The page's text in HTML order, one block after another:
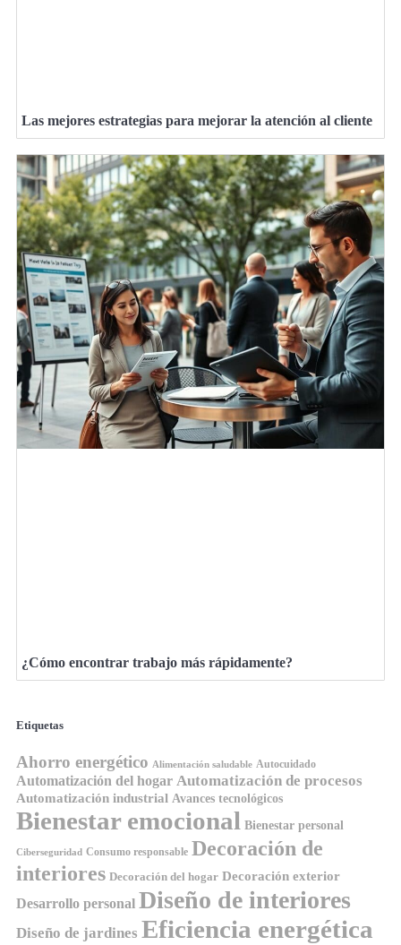
Las mejores estrategias para mejorar la atención al cliente
¿Cómo encontrar trabajo más rápidamente?
Etiquetas
Ahorro energético Alimentación saludable Autocuidado
Automatización del hogar Automatización de procesos
Automatización industrial Avances tecnológicos
Bienestar emocional Bienestar personal
Ciberseguridad Consumo responsable Decoración de
interiores Decoración del hogar Decoración exterior
Desarrollo personal Diseño de interiores
Diseño de jardines Eficiencia energética